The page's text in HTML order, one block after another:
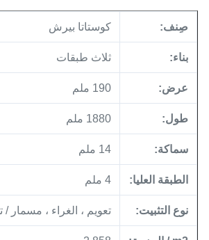
صِنف: كوستاتا بيرش
بناء: ثلاث طبقات
عرض: 190 ملم
طول: 1880 ملم
سماكة: 14 ملم
الطبقة العليا: 4 ملم
نوع التثبيت: تعويم ، الغراء ، مسمار /